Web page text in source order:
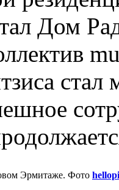
Дом
Эрмитаже. Фото